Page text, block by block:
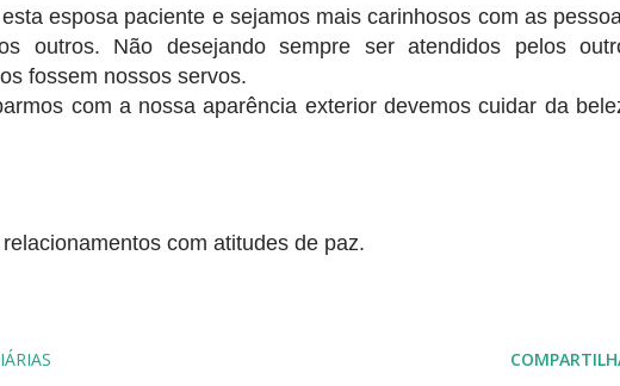
esposa paciente e sejamos mais carinhosos com as
outros. Não desejando sempre ser atendidos pelos
fossem nossos servos.
com a nossa aparência exterior devemos cuidar da
com atitudes de paz.